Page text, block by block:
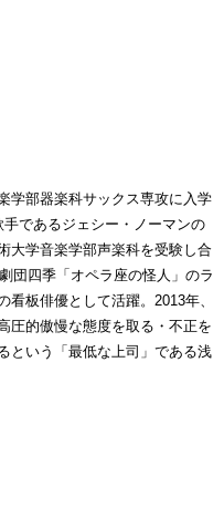
学部器楽科サックス専攻に入学
であるジェシー・ノーマンの
大学音楽学部声楽科を受験し合
団四季「オペラ座の怪人」のラ
板俳優として活躍。2013年、
圧的傲慢な態度を取る・不正を
という「最低な上司」である浅